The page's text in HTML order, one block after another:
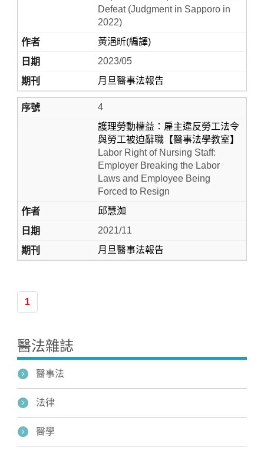
Defeat (Judgment in Sapporo in
2022)
黃浥昕(編譯)
2023/05
月旦醫事法報告
4
護理勞動權益：雇主違反勞工法令
與勞工被迫辭職【醫事法學教室】
Labor Right of Nursing Staff:
Employer Breaking the Labor
Laws and Employee Being
Forced to Resign
邱慧洳
2021/11
月旦醫事法報告
1
醫法雜誌
醫事法
法律
醫學